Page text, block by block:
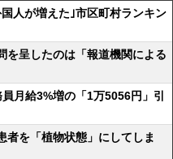
人が増えた｣市区町村ランキン
を呈したのは「報道機関による
月給3%増の「1万5056円」引
者を「植物状態」にしてしま